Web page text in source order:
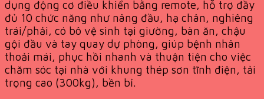
dụng động cơ điều khiển bằng remote, hỗ trợ đầy
đủ 10 chức năng như nâng đầu, hạ chân, nghiêng
trái/phải, có bô vệ sinh tại giường, bàn ăn, chậu
gội đầu và tay quay dự phòng, giúp bệnh nhân
thoải mái, phục hồi nhanh và thuận tiện cho việc
chăm sóc tại nhà với khung thép sơn tĩnh điện, tải
trọng cao (300kg), bền bỉ.